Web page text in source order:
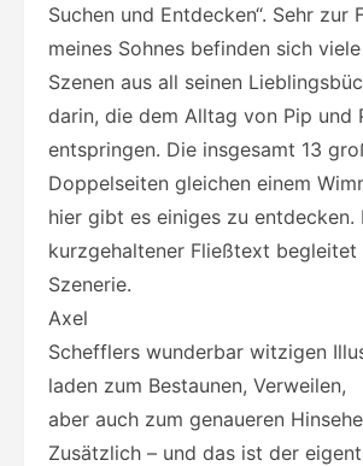
Suchen und Entdecken“. Sehr zur
meines Sohnes befinden sich
Szenen aus all seinen
darin, die dem Alltag von Pip und
entspringen. Die insgesamt 13
Doppelseiten gleichen einem
hier gibt es einiges zu entdecken.
kurzgehaltener Fließtext begleitet
Szenerie.
Axel
Schefflers wunderbar witzigen
laden zum Bestaunen, Verweilen,
aber auch zum genaueren
Zusätzlich – und das ist der